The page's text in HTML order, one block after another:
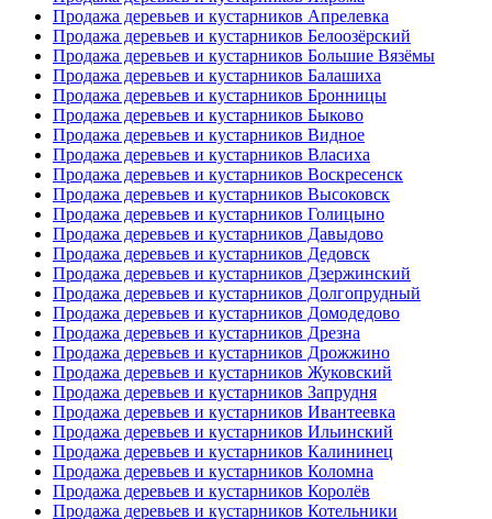
Продажа деревьев и кустарников Апрелевка
Продажа деревьев и кустарников Белоозёрский
Продажа деревьев и кустарников Большие Вязёмы
Продажа деревьев и кустарников Балашиха
Продажа деревьев и кустарников Бронницы
Продажа деревьев и кустарников Быково
Продажа деревьев и кустарников Видное
Продажа деревьев и кустарников Власиха
Продажа деревьев и кустарников Воскресенск
Продажа деревьев и кустарников Высоковск
Продажа деревьев и кустарников Голицыно
Продажа деревьев и кустарников Давыдово
Продажа деревьев и кустарников Дедовск
Продажа деревьев и кустарников Дзержинский
Продажа деревьев и кустарников Долгопрудный
Продажа деревьев и кустарников Домодедово
Продажа деревьев и кустарников Дрезна
Продажа деревьев и кустарников Дрожжино
Продажа деревьев и кустарников Жуковский
Продажа деревьев и кустарников Запрудня
Продажа деревьев и кустарников Ивантеевка
Продажа деревьев и кустарников Ильинский
Продажа деревьев и кустарников Калининец
Продажа деревьев и кустарников Коломна
Продажа деревьев и кустарников Королёв
Продажа деревьев и кустарников Котельники